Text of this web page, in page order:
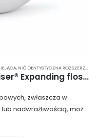
, NIĆ DENTYSTYCZNA ROZSZERZAJĄCA SIĘ
Nano WhiteWash Micro-Riser® Expanding floss – Rozszerzająca się nić dentystyczna z nanohydroksyapatytem
zwłaszcza w
nadwrażliwością, może
przynosi więcej szkody
mogą kaleczyć zęby i